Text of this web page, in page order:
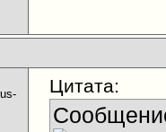
Цитата: